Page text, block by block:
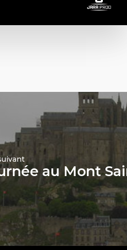
au Mont